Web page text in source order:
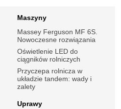
Maszyny
Massey Ferguson MF 6S.
Nowoczesne rozwiązania
Oświetlenie LED do
ciągników rolniczych
Przyczepa rolnicza w
układzie tandem: wady i
zalety
Uprawy